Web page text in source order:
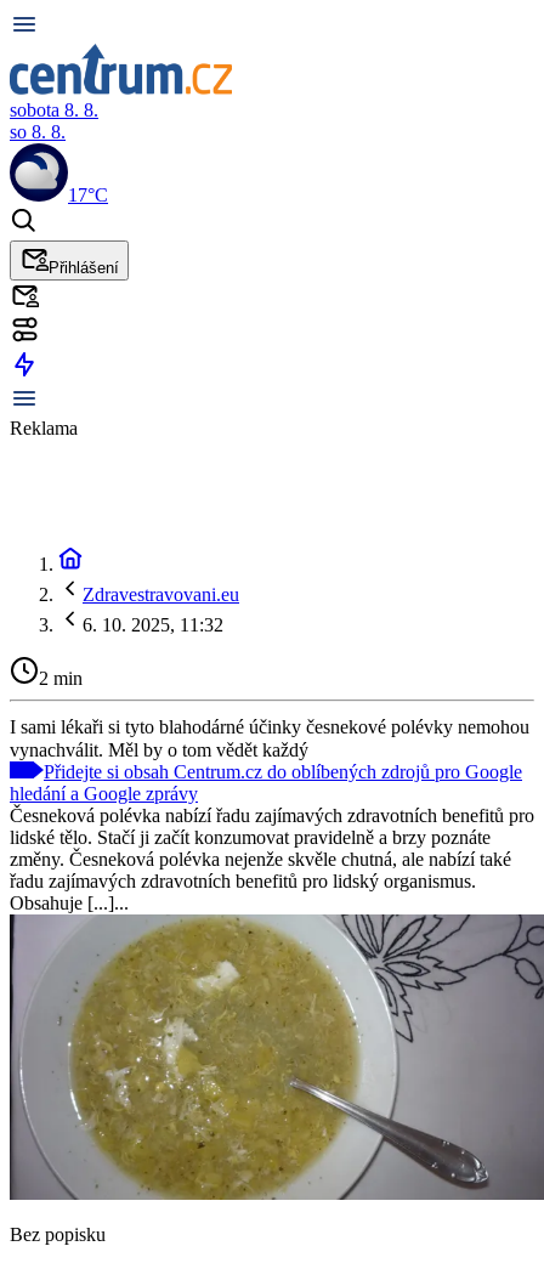
sobota 8. 8.
so 8. 8.
17°C
Přihlášení
Reklama
Zdravestravovani.eu
6. 10. 2025, 11:32
2 min
I sami lékaři si tyto blahodárné účinky česnekové polévky nemohou
vynachválit. Měl by o tom vědět každý
Přidejte si obsah Centrum.cz do oblíbených zdrojů pro Google
hledání a Google zprávy
Česneková polévka nabízí řadu zajímavých zdravotních benefitů pro
lidské tělo. Stačí ji začít konzumovat pravidelně a brzy poznáte
změny. Česneková polévka nejenže skvěle chutná, ale nabízí také
řadu zajímavých zdravotních benefitů pro lidský organismus.
Obsahuje [...]...
Bez popisku